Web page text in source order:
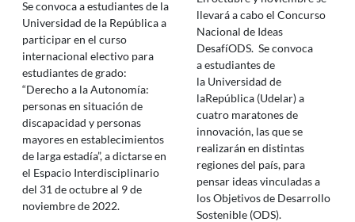
Se convoca a estudiantes de la
Universidad de la República a
participar en el curso
internacional electivo para
estudiantes de grado:
“Derecho a la Autonomía:
personas en situación de
discapacidad y personas
mayores en establecimientos
de larga estadía”, a dictarse en
el Espacio Interdisciplinario
del 31 de octubre al 9 de
noviembre de 2022.
llevará a cabo el Concurso
Nacional de Ideas
DesafíODS. Se convoca
a estudiantes de
la Universidad de
laRepública (Udelar) a
cuatro maratones de
innovación, las que se
realizarán en distintas
regiones del país, para
pensar ideas vinculadas a
los Objetivos de Desarrollo
Sostenible (ODS).